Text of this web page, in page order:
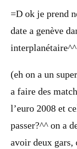
dit :
=D ok je prend
date a genève
interplanétaire^^
(eh on a un
a faire des
l’euro 2008 et
passer?^^ on a
avoir deux gars,